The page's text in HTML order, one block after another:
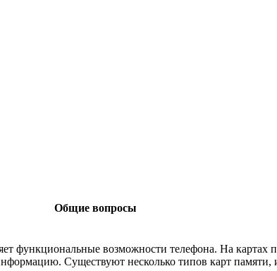
Общие вопросы
функциональные возможности телефона. На
Существуют несколько типов карт памяти,